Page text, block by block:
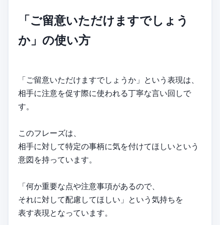
「ご留意いただけますでしょう
か」の使い方
「ご留意いただけますでしょうか」という表現は、
相手に注意を促す際に使われる丁寧な言い回しで
す。
このフレーズは、
相手に対して特定の事柄に気を付けてほしいという
意図を持っています。
「何か重要な点や注意事項があるので、
それに対して配慮してほしい」という気持ちを
表す表現となっています。